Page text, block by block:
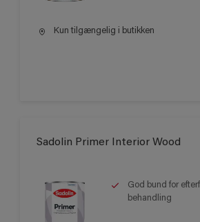
Kun tilgængelig i butikken
Sadolin Primer Interior Wood
God bund for
behandling